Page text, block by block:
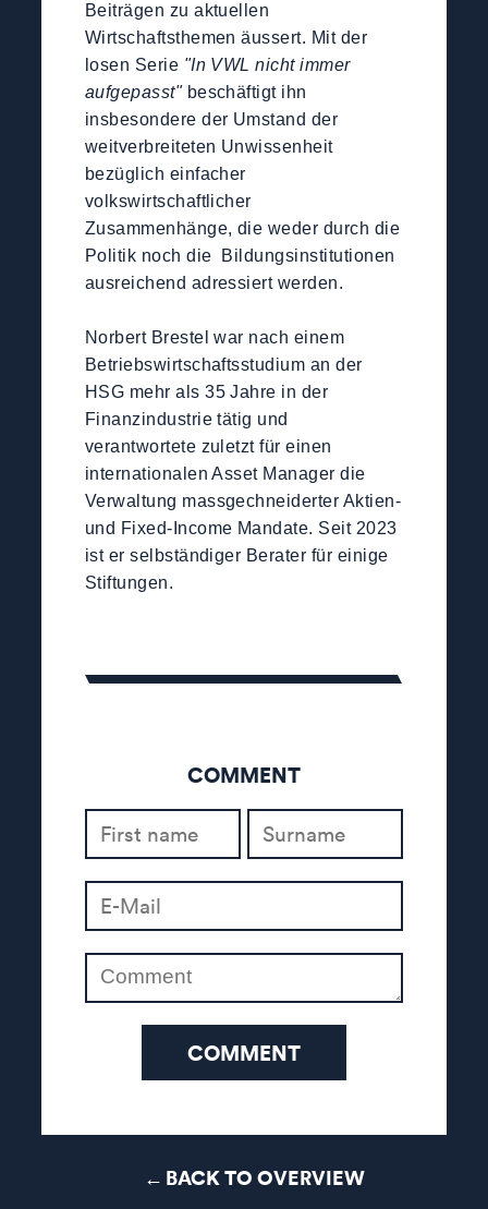
Beiträgen zu aktuellen
Wirtschaftsthemen äussert. Mit der
losen Serie "In VWL nicht immer
aufgepasst"beschäftigt ihn
insbesondere der Umstand der
weitverbreiteten Unwissenheit
bezüglich einfacher
volkswirtschaftlicher
Zusammenhänge, die weder durch die
Politik noch die Bildungsinstitutionen
ausreichend adressiert werden.
Norbert Brestel war nach einem
Betriebswirtschaftsstudium an der
HSG mehr als 35 Jahre in der
Finanzindustrie tätig und
verantwortete zuletzt für einen
internationalen Asset Manager die
Verwaltung massgechneiderter Aktien-
und Fixed-Income Mandate. Seit 2023
ist er selbständiger Berater für einige
Stiftungen.
COMMENT
COMMENT
BACK TO OVERVIEW